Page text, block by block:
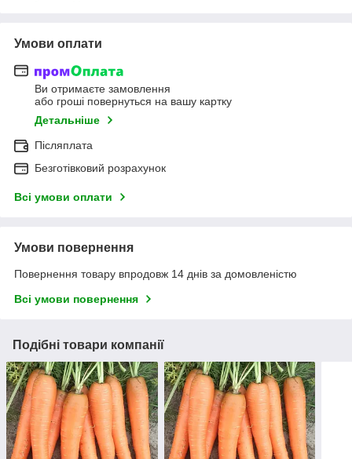
Умови оплати
Ви отримаєте замовлення
або гроші повернуться на вашу картку
Детальніше
Післяплата
Безготівковий розрахунок
Всі умови оплати
Умови повернення
Повернення товару впродовж 14 днів за домовленістю
Всі умови повернення
Подібні товари компанії